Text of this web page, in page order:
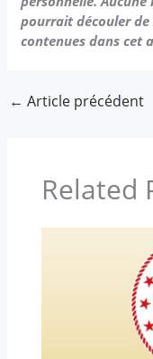
pourrait découler
contenues dans cet
← Article précédent
Related